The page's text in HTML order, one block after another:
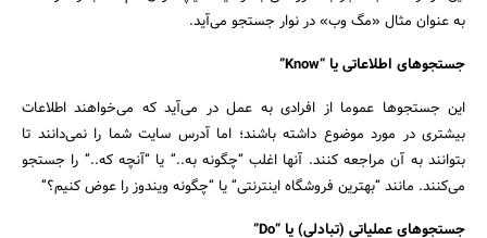
جستجو
به عنوان مثال «مگ وب» در نوار جستجو می‌آید.
جستجوهای اطلاعاتی یا “Know”
این جستجوها عموما از افرادی به عمل در می‌آید که می‌خواهند اطلاعات
بیشتری در مورد موضوع داشته باشند؛ اما آدرس سایت شما را نمی‌دانند تا
بتوانند به آن مراجعه کنند. آنها اغلب “چگونه به..” یا “آنچه که..” را جستجو
می‌کنند. مانند “بهترین فروشگاه اینترنتی” یا “چگونه ویندوز را عوض کنیم؟”
جستجوهای عملیاتی (تبادلی) یا “Do”